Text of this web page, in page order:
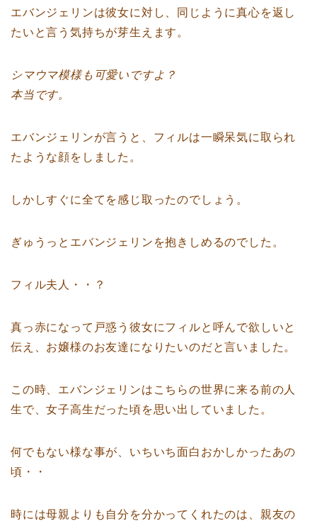
エバンジェリンは彼女に対し、同じように真心を返し
たいと言う気持ちが芽生えます。
シマウマ模様も可愛いですよ？
本当です。
エバンジェリンが言うと、フィルは一瞬呆気に取られ
たような顔をしました。
しかしすぐに全てを感じ取ったのでしょう。
ぎゅうっとエバンジェリンを抱きしめるのでした。
フィル夫人・・？
真っ赤になって戸惑う彼女にフィルと呼んで欲しいと
伝え、お嬢様のお友達になりたいのだと言いました。
この時、エバンジェリンはこちらの世界に来る前の人
生で、女子高生だった頃を思い出していました。
何でもない様な事が、いちいち面白おかしかったあの
頃・・
時には母親よりも自分を分かってくれたのは、親友の